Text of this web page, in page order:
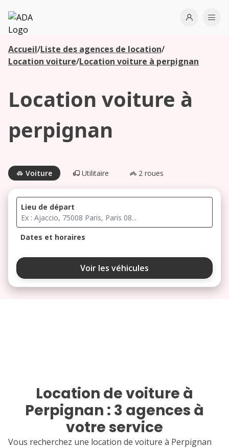
ADA
Open
Accueil/Liste des agences de location/
Location voiture/Location voiture à perpignan
Location voiture à
perpignan
Voiture Utilitaire 2 roues
Lieu de départ
Dates et horaires
août 2026
ma me
31
septembre 2026
lu me je
Voir les véhicules
Location de voiture à
Perpignan : 3 agences à
votre service
Vous recherchez une location de voiture à Perpignan
Les
agences à
votre
recherche
agences à
proximité